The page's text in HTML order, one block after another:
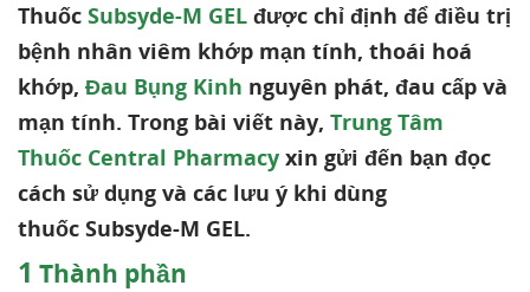
Thuốc Subsyde-M GEL được chỉ định để điều trị
bệnh nhân viêm khớp mạn tính, thoái hoá
khớp, Đau Bụng Kinh nguyên phát, đau cấp và
mạn tính. Trong bài viết này, Trung Tâm
Thuốc Central Pharmacy xin gửi đến bạn đọc
cách sử dụng và các lưu ý khi dùng
thuốc Subsyde-M GEL.
1 Thành phần